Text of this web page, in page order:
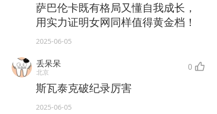
萨巴伦卡既有格局又懂自我成长，
用实力证明女网同样值得黄金档！
2025-06-05
丢呆呆
北京 0
斯瓦泰克破纪录厉害
2025-06-05